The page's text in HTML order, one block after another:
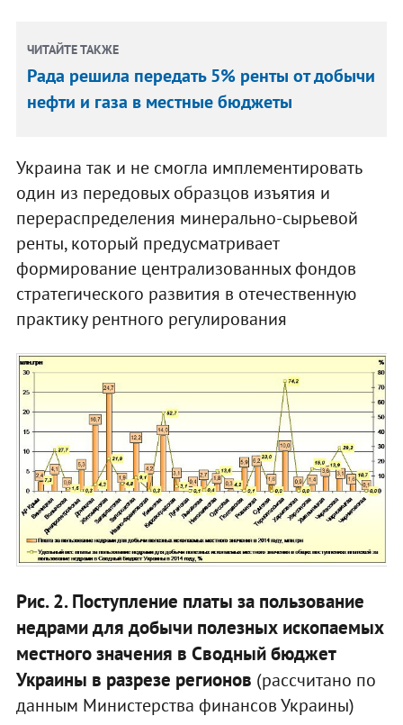
ЧИТАЙТЕ ТАКЖЕ
Рада решила передать 5% ренты от добычи
нефти и газа в местные бюджеты
Украина так и не смогла имплементировать
один из передовых образцов изъятия и
перераспределения минерально-сырьевой
ренты, который предусматривает
формирование централизованных фондов
стратегического развития в отечественную
практику рентного регулирования
Рис. 2. Поступление платы за пользование
недрами для добычи полезных ископаемых
местного значения в Сводный бюджет
Украины в разрезе регионов (рассчитано по
данным Министерства финансов Украины)